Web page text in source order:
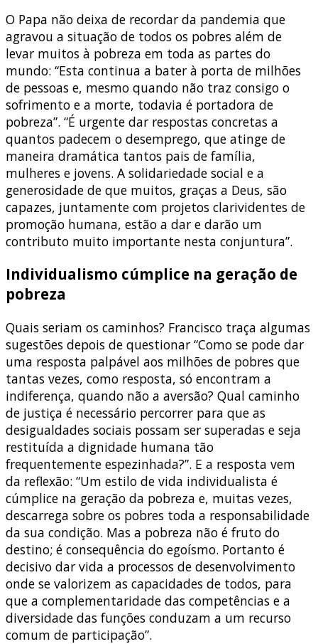
O Papa não deixa de recordar da pandemia que
agravou a situação de todos os pobres além de
levar muitos à pobreza em toda as partes do
mundo: “Esta continua a bater à porta de milhões
de pessoas e, mesmo quando não traz consigo o
sofrimento e a morte, todavia é portadora de
pobreza”. “É urgente dar respostas concretas a
quantos padecem o desemprego, que atinge de
maneira dramática tantos pais de família,
mulheres e jovens. A solidariedade social e a
generosidade de que muitos, graças a Deus, são
capazes, juntamente com projetos clarividentes de
promoção humana, estão a dar e darão um
contributo muito importante nesta conjuntura”.
Individualismo cúmplice na geração de
pobreza
Quais seriam os caminhos? Francisco traça algumas
sugestões depois de questionar “Como se pode dar
uma resposta palpável aos milhões de pobres que
tantas vezes, como resposta, só encontram a
indiferença, quando não a aversão? Qual caminho
de justiça é necessário percorrer para que as
desigualdades sociais possam ser superadas e seja
restituída a dignidade humana tão
frequentemente espezinhada?”. E a resposta vem
da reflexão: “Um estilo de vida individualista é
cúmplice na geração da pobreza e, muitas vezes,
descarrega sobre os pobres toda a responsabilidade
da sua condição. Mas a pobreza não é fruto do
destino; é consequência do egoísmo. Portanto é
decisivo dar vida a processos de desenvolvimento
onde se valorizem as capacidades de todos, para
que a complementaridade das competências e a
diversidade das funções conduzam a um recurso
comum de participação”.